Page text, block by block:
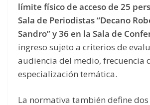
límite físico de acceso de 25
Sala de Periodistas “Decano
Sandro” y 36 en la Sala de
ingreso sujeto a criterios de
audiencia del medio, frecuencia
especialización temática.
La normativa también define